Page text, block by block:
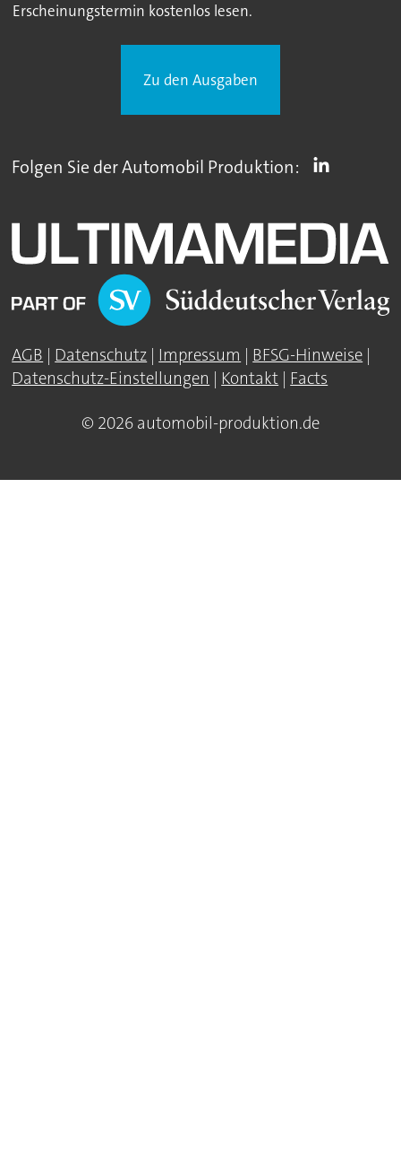
Erscheinungstermin kostenlos lesen.
Zu den Ausgaben
Folgen Sie der Automobil Produktion:
AGB | Datenschutz | Impressum | BFSG-Hinweise |
Datenschutz-Einstellungen | Kontakt | Facts
© 2026 automobil-produktion.de